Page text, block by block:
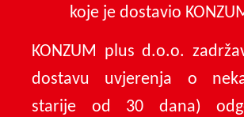
koje je dostavio
KONZUM plus d.o.o.
dostavu uvjerenja o
starije od 30 dana)